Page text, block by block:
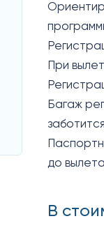
При
Багаж
до
В